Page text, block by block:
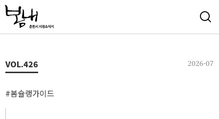
VOL.426 2026-07
#봄슐랭가이드